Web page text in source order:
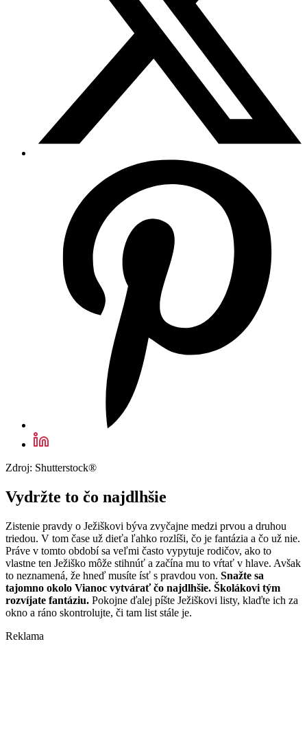
Zdroj: Shutterstock®
Vydržte to čo najdlhšie
Zistenie pravdy o Ježiškovi býva zvyčajne medzi prvou a druhou
triedou. V tom čase už dieťa ľahko rozlíši, čo je fantázia a čo už nie.
Práve v tomto období sa veľmi často vypytuje rodičov, ako to
vlastne ten Ježiško môže stihnúť a začína mu to vŕtať v hlave. Avšak
to neznamená, že hneď musíte ísť s pravdou von. Snažte sa
tajomno okolo Vianoc vytvárať čo najdlhšie. Školákovi tým
rozvíjate fantáziu. Pokojne ďalej píšte Ježiškovi listy, klaďte ich za
okno a ráno skontrolujte, či tam list stále je.
Reklama